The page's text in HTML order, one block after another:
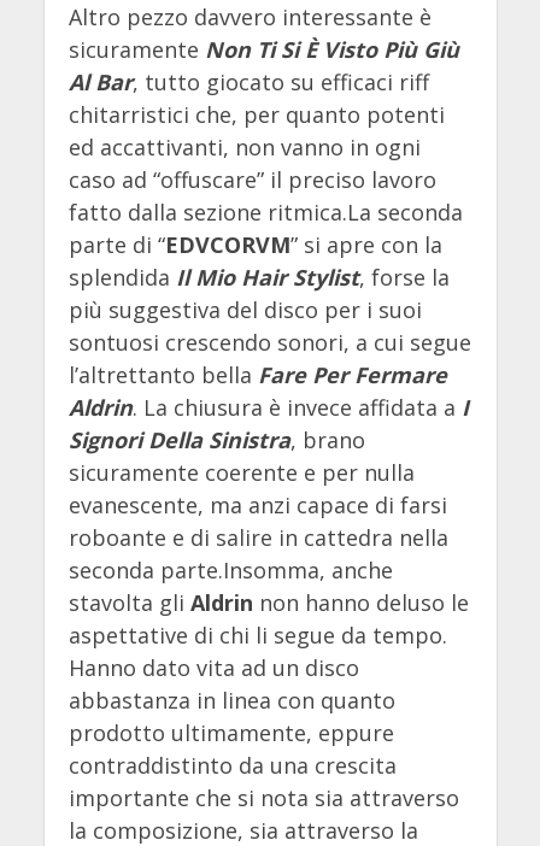
Altro pezzo davvero interessante è
sicuramente Non Ti Si È Visto Più Giù
Al Bar, tutto giocato su efficaci riff
chitarristici che, per quanto potenti
ed accattivanti, non vanno in ogni
caso ad “offuscare” il preciso lavoro
fatto dalla sezione ritmica.La seconda
parte di “EDVCORVM” si apre con la
splendida Il Mio Hair Stylist, forse la
più suggestiva del disco per i suoi
sontuosi crescendo sonori, a cui segue
l’altrettanto bella Fare Per Fermare
Aldrin. La chiusura è invece affidata a I
Signori Della Sinistra, brano
sicuramente coerente e per nulla
evanescente, ma anzi capace di farsi
roboante e di salire in cattedra nella
seconda parte.Insomma, anche
stavolta gli Aldrin non hanno deluso le
aspettative di chi li segue da tempo.
Hanno dato vita ad un disco
abbastanza in linea con quanto
prodotto ultimamente, eppure
contraddistinto da una crescita
importante che si nota sia attraverso
la composizione, sia attraverso la